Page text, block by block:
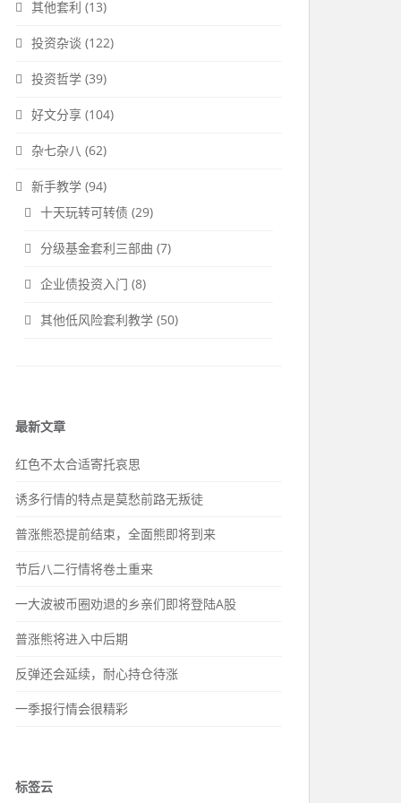
其他套利 (13)
投资杂谈 (122)
投资哲学 (39)
好文分享 (104)
杂七杂八 (62)
新手教学 (94)
十天玩转可转债 (29)
分级基金套利三部曲 (7)
企业债投资入门 (8)
其他低风险套利教学 (50)
最新文章
红色不太合适寄托哀思
诱多行情的特点是莫愁前路无叛徒
普涨熊恐提前结束，全面熊即将到来
节后八二行情将卷土重来
一大波被币圈劝退的乡亲们即将登陆A股
普涨熊将进入中后期
反弹还会延续，耐心持仓待涨
一季报行情会很精彩
标签云